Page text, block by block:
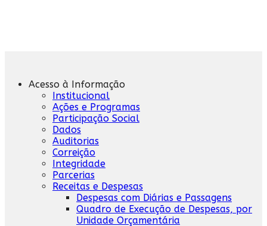
Acesso à Informação
Institucional
Ações e Programas
Participação Social
Dados
Auditorias
Correição
Integridade
Parcerias
Receitas e Despesas
Despesas com Diárias e Passagens
Quadro de Execução de Despesas, por
Unidade Orçamentária